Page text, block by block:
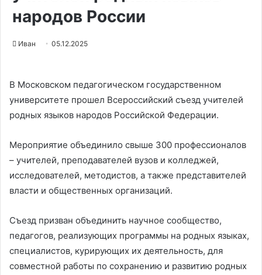
народов России
Иван 05.12.2025
В Московском педагогическом государственном
университете прошел Всероссийский съезд учителей
родных языков народов Российской Федерации.
Мероприятие объединило свыше 300 профессионалов
– учителей, преподавателей вузов и колледжей,
исследователей, методистов, а также представителей
власти и общественных организаций.
Съезд призван объединить научное сообщество,
педагогов, реализующих программы на родных языках,
специалистов, курирующих их деятельность, для
совместной работы по сохранению и развитию родных